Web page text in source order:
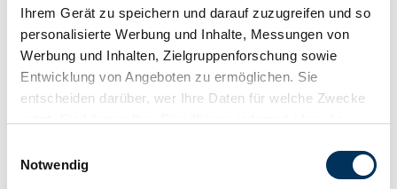
Ihrem Gerät zu speichern und darauf zuzugreifen und so
personalisierte Werbung und Inhalte, Messungen von
Werbung und Inhalten, Zielgruppenforschung sowie
Entwicklung von Angeboten zu ermöglichen. Sie
entscheiden darüber, wer Ihre Daten für welche Zwecke
Trigger Symbol ändern oder widerrufen
Notwendig
/19